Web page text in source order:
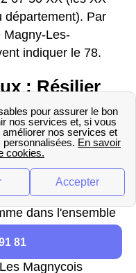
département). Par
Magny-Les-
indiquer le 78.
: Résilier
Hameaux ayant un
peuvent
Dans un
de savoir que dans
dans l'ensemble
gratuitement
Magnycois
81